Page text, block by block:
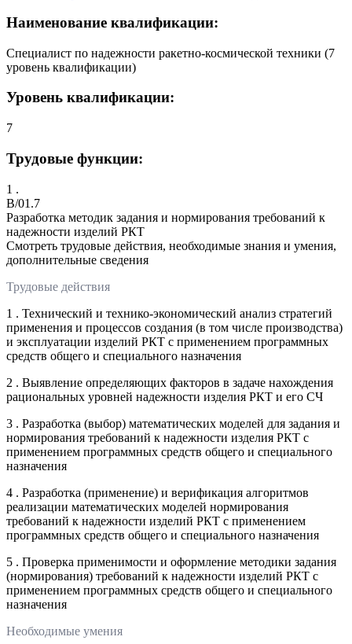
Наименование квалификации:
Специалист по надежности ракетно-космической техники (7
уровень квалификации)
Уровень квалификации:
7
Трудовые функции:
1 .
B/01.7
Разработка методик задания и нормирования требований к
надежности изделий РКТ
Смотреть трудовые действия, необходимые знания и умения,
дополнительные сведения
Трудовые действия
1 . Технический и технико-экономический анализ стратегий
применения и процессов создания (в том числе производства)
и эксплуатации изделий РКТ с применением программных
средств общего и специального назначения
2 . Выявление определяющих факторов в задаче нахождения
рациональных уровней надежности изделия РКТ и его СЧ
3 . Разработка (выбор) математических моделей для задания и
нормирования требований к надежности изделия РКТ с
применением программных средств общего и специального
назначения
4 . Разработка (применение) и верификация алгоритмов
реализации математических моделей нормирования
требований к надежности изделий РКТ с применением
программных средств общего и специального назначения
5 . Проверка применимости и оформление методики задания
(нормирования) требований к надежности изделий РКТ с
применением программных средств общего и специального
назначения
Необходимые умения